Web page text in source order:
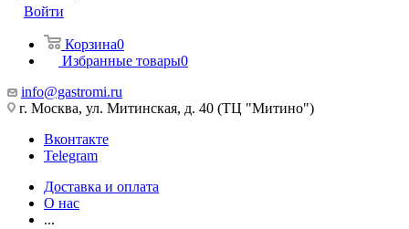
Войти
Корзина0
Избранные товары0
info@gastromi.ru
г. Москва, ул. Митинская, д. 40 (ТЦ "Митино")
Вконтакте
Telegram
Доставка и оплата
О нас
...